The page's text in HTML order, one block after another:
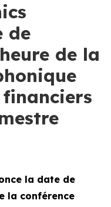
de
de la
la date de
la conférence